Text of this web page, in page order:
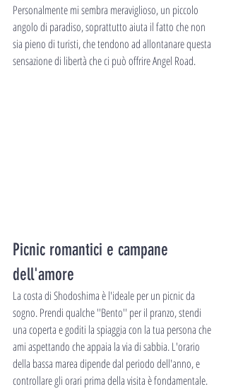
Personalmente mi sembra meraviglioso, un piccolo
angolo di paradiso, soprattutto aiuta il fatto che non
sia pieno di turisti, che tendono ad allontanare questa
sensazione di libertà che ci può offrire Angel Road.
Picnic romantici e campane
dell'amore
La costa di Shodoshima è l'ideale per un picnic da
sogno. Prendi qualche ''Bento'' per il pranzo, stendi
una coperta e goditi la spiaggia con la tua persona che
ami aspettando che appaia la via di sabbia. L'orario
della bassa marea dipende dal periodo dell'anno, e
controllare gli orari prima della visita è fondamentale.